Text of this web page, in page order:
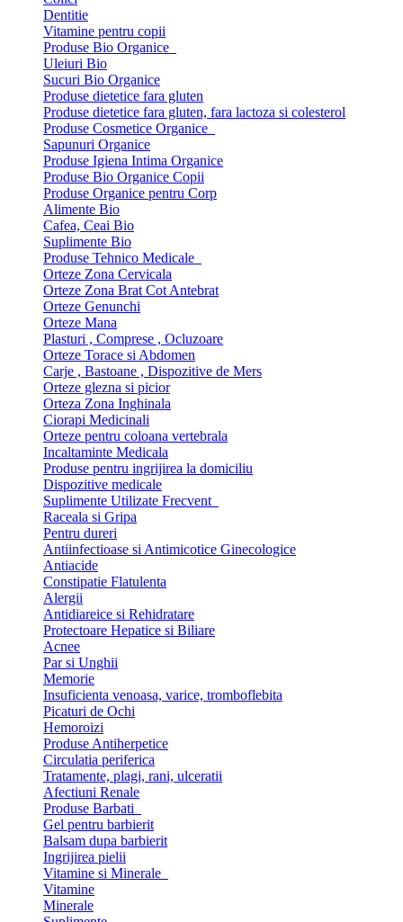
Dentitie
Vitamine pentru copii
Produse Bio Organice
Uleiuri Bio
Sucuri Bio Organice
Produse dietetice fara gluten
Produse dietetice fara gluten, fara lactoza si colesterol
Produse Cosmetice Organice
Sapunuri Organice
Produse Igiena Intima Organice
Produse Bio Organice Copii
Produse Organice pentru Corp
Alimente Bio
Cafea, Ceai Bio
Suplimente Bio
Produse Tehnico Medicale
Orteze Zona Cervicala
Orteze Zona Brat Cot Antebrat
Orteze Genunchi
Orteze Mana
Plasturi , Comprese , Ocluzoare
Orteze Torace si Abdomen
Carje , Bastoane , Dispozitive de Mers
Orteze glezna si picior
Orteza Zona Inghinala
Ciorapi Medicinali
Orteze pentru coloana vertebrala
Incaltaminte Medicala
Produse pentru ingrijirea la domiciliu
Dispozitive medicale
Suplimente Utilizate Frecvent
Raceala si Gripa
Pentru dureri
Antiinfectioase si Antimicotice Ginecologice
Antiacide
Constipatie Flatulenta
Alergii
Antidiareice si Rehidratare
Protectoare Hepatice si Biliare
Acnee
Par si Unghii
Memorie
Insuficienta venoasa, varice, tromboflebita
Picaturi de Ochi
Hemoroizi
Produse Antiherpetice
Circulatia periferica
Tratamente, plagi, rani, ulceratii
Afectiuni Renale
Produse Barbati
Gel pentru barbierit
Balsam dupa barbierit
Ingrijirea pielii
Vitamine si Minerale
Vitamine
Minerale